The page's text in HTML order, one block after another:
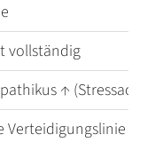
vollständig
↑
Verteidigungslinie